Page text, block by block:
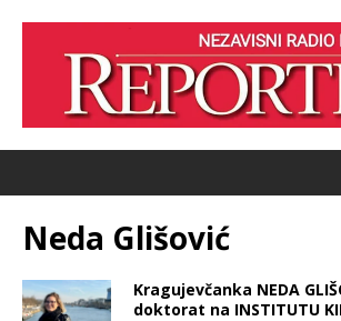
Neda Glišović
Kragujevčanka NEDA
doktorat na INSTITUTU